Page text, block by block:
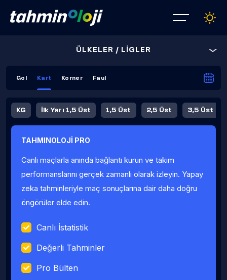
ÜLKELER / LİGLER
Gol Kart Korner Faul
KG İlk Yarı 1,5 Üst 1,5 Üst 2,5 Üst 3,5 Üst
Fauller Ortalama
TAHMINOLOJİ PRO
Canlı maçlarla anında bağlantı kurun ve takım
performanslarını gerçek zamanlı olarak izleyin. Yapay
zeka tahminleriyle maç sonuçlarına dair daha doğru
öngörüler elde edin.
Canlı İstatistik
Değerli Tahminler
Pro Bülten